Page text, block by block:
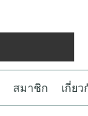
สมาชิก เกี่ยว